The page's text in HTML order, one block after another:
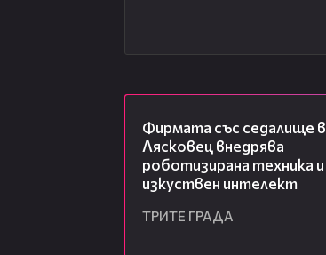
Фирмата със седалище в
Лясковец внедрява
роботизирана техника и
изкуствен интелект
ТРИТЕ ГРАДА